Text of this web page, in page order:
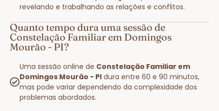
revelando e trabalhando as relações e conflitos.
Quanto tempo dura uma sessão de
Constelação Familiar em Domingos
Mourão - PI?
Uma sessão online de Constelação Familiar em
Domingos Mourão - PI dura entre 60 e 90 minutos,
mas pode variar dependendo da complexidade dos
problemas abordados.